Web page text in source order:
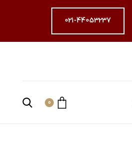
021-44053237
0